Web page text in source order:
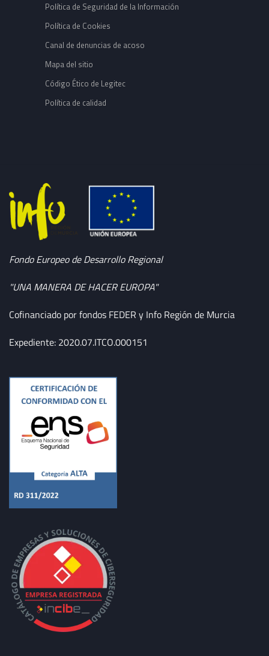
Política de Seguridad de la Información
Política de Cookies
Canal de denuncias de acoso
Mapa del sitio
Código Ético de Legitec
Política de calidad
Fondo Europeo de Desarrollo Regional
"UNA MANERA DE HACER EUROPA"
Cofinanciado por fondos FEDER y Info Región de Murcia
Expediente: 2020.07.ITCO.000151